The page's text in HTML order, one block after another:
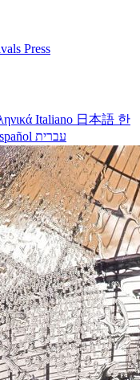
Press
Italiano 日本語 한
עברית